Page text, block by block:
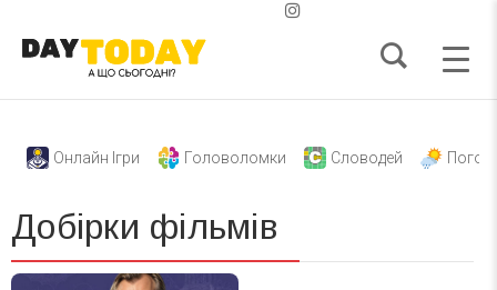
Онлайн Ігри Головоломки Словодей
Добірки фільмів